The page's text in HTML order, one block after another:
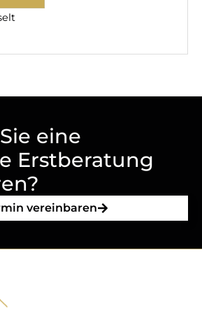
eine
Erstberatung
vereinbaren